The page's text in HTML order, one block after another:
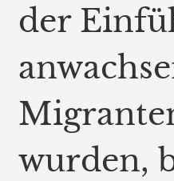
der
wurden,